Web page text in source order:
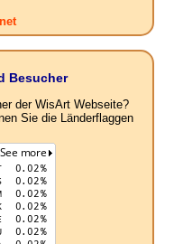
Besucher
der WisArt Webseite?
Sie die Länderflaggen